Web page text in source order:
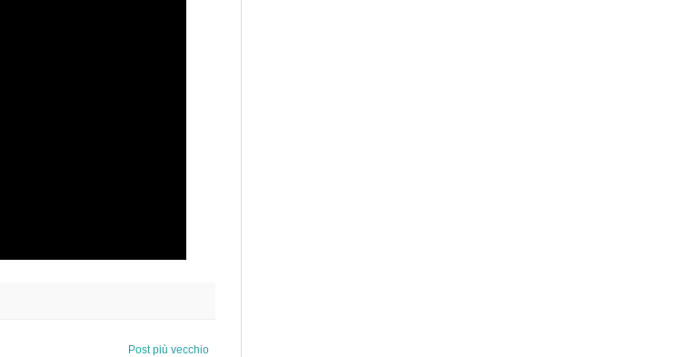
Post più vecchio